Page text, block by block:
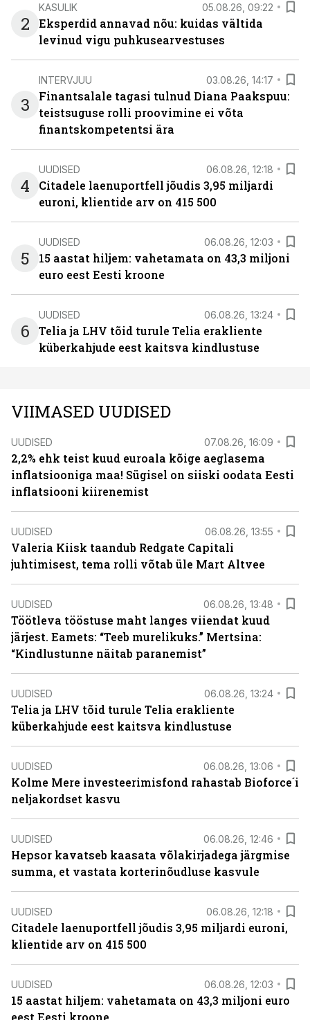
2
KASULIK 05.08.26, 09:22
Eksperdid annavad nõu: kuidas vältida
levinud vigu puhkusearvestuses
3
INTERVJUU 03.08.26, 14:17
Finantsalale tagasi tulnud Diana Paakspuu:
teistsuguse rolli proovimine ei võta
finantskompetentsi ära
4
UUDISED 06.08.26, 12:18
Citadele laenuportfell jõudis 3,95 miljardi
euroni, klientide arv on 415 500
5
UUDISED 06.08.26, 12:03
15 aastat hiljem: vahetamata on 43,3 miljoni
euro eest Eesti kroone
6
UUDISED 06.08.26, 13:24
Telia ja LHV tõid turule Telia erakliente
küberkahjude eest kaitsva kindlustuse
VIIMASED UUDISED
UUDISED 07.08.26, 16:09
2,2% ehk teist kuud euroala kõige aeglasema
inflatsiooniga maa! Sügisel on siiski oodata Eesti
inflatsiooni kiirenemist
UUDISED 06.08.26, 13:55
Valeria Kiisk taandub Redgate Capitali
juhtimisest, tema rolli võtab üle Mart Altvee
UUDISED 06.08.26, 13:48
Töötleva tööstuse maht langes viiendat kuud
järjest. Eamets: “Teeb murelikuks.” Mertsina:
“Kindlustunne näitab paranemist”
UUDISED 06.08.26, 13:24
Telia ja LHV tõid turule Telia erakliente
küberkahjude eest kaitsva kindlustuse
UUDISED 06.08.26, 13:06
Kolme Mere investeerimisfond rahastab Bioforce´i
neljakordset kasvu
UUDISED 06.08.26, 12:46
Hepsor kavatseb kaasata võlakirjadega järgmise
summa, et vastata korterinõudluse kasvule
UUDISED 06.08.26, 12:18
Citadele laenuportfell jõudis 3,95 miljardi euroni,
klientide arv on 415 500
UUDISED 06.08.26, 12:03
15 aastat hiljem: vahetamata on 43,3 miljoni euro
eest Eesti kroone